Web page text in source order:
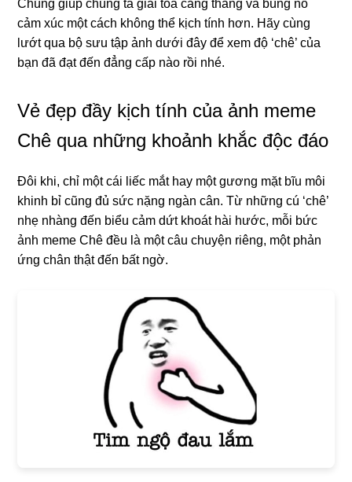
Chúng giúp chúng ta giải tỏa căng thẳng và bùng nổ
cảm xúc một cách không thể kịch tính hơn. Hãy cùng
lướt qua bộ sưu tập ảnh dưới đây để xem độ ‘chê’ của
bạn đã đạt đến đẳng cấp nào rồi nhé.
Vẻ đẹp đầy kịch tính của ảnh meme
Chê qua những khoảnh khắc độc đáo
Đôi khi, chỉ một cái liếc mắt hay một gương mặt bĩu môi
khinh bỉ cũng đủ sức nặng ngàn cân. Từ những cú ‘chê’
nhẹ nhàng đến biểu cảm dứt khoát hài hước, mỗi bức
ảnh meme Chê đều là một câu chuyện riêng, một phản
ứng chân thật đến bất ngờ.